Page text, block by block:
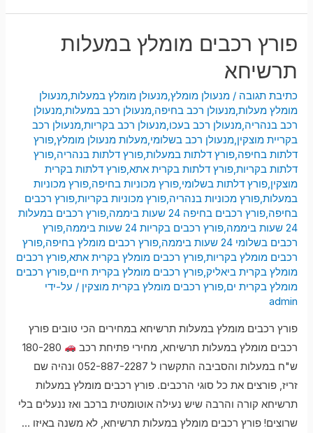
לפתיחת
רכבים
פורץ רכבים מומלץ במעלות
תרשיחא
כתיבת תגובה /מנעולן מומלץ,מנעולן מומלץ במעלות,מנעולן
מומלץ מעלות,מנעולן רכב בחיפה,מנעולן רכב במעלות,מנעולן
רכב בנהריה,מנעולן רכב בעכו,מנעולן רכב בקריות,מנעולן רכב
בקריית מוצקין,מנעולן רכב בשלומי,מעלות מנעולן מומלץ,פורץ
דלתות בחיפה,פורץ דלתות במעלות,פורץ דלתות בנהריה,פורץ
דלתות בקריות,פורץ דלתות בקרית אתא,פורץ דלתות בקרית
מוצקין,פורץ דלתות בשלומי,פורץ מכוניות בחיפה,פורץ מכוניות
במעלות,פורץ מכוניות בנהריה,פורץ מכוניות בקריות,פורץ רכבים
בחיפה,פורץ רכבים בחיפה 24 שעות ביממה ,פורץ רכבים במעלות
24 שעות ביממה
,פורץ רכבים בקריות 24 שעות ביממה ,פורץ
רכבים בשלומי 24 שעות ביממה
,פורץ רכבים מומלץ בחיפה,פורץ
רכבים מומלץ בקריות,פורץ רכבים מומלץ בקרית אתא,פורץ רכבים
מומלץ בקרית ביאליק,פורץ רכבים מומלץ בקרית חיים,פורץ רכבים
מומלץ בקרית ים,פורץ רכבים מומלץ בקרית מוצקין / על-ידי
admin
פורץ רכבים מומלץ במעלות תרשיחא במחירים הכי טובים פורץ
רכבים מומלץ במעלות תרשיחא, מחירי פתיחת רכב
180-280
ש"ח במעלות והסביבה התקשרו ל 052-887-2287 ונהיה שם
זריז, פורצים את כל סוגי הרכבים. פורץ רכבים מומלץ במעלות
תרשיחא קורה והרבה שיש נעילה אוטומטית ברכב ואז ננעלים בלי
שרוצים! פורץ רכבים מומלץ במעלות תרשיחא, לא משנה באיזו …